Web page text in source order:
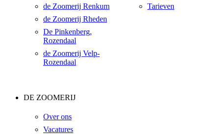
de Zoomerij Renkum
de Zoomerij Rheden
De Pinkenberg,
Rozendaal
de Zoomerij Velp-
Rozendaal
Tarieven
DE ZOOMERIJ
Over ons
Vacatures